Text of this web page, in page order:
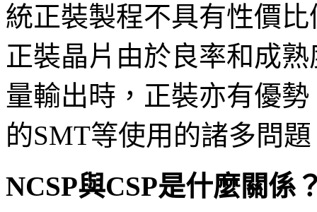
統正裝製程不具有性價
正裝晶片由於良率和成
量輸出時，正裝亦有優
的SMT等使用的諸多問
NCSP與CSP是什麼關係